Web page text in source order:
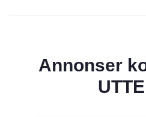
Annonser